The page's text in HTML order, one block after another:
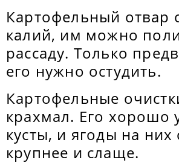
Картофельный отвар
калий, им можно
рассаду. Только
его нужно остудить.
Картофельные
крахмал. Его хорошо
кусты, и ягоды на них
крупнее и слаще.